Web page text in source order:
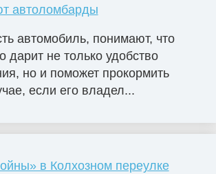
автоломбарды
автомобиль, понимают, что
дарит не только удобство
но и поможет прокормить
если его владел...
в Колхозном переулке